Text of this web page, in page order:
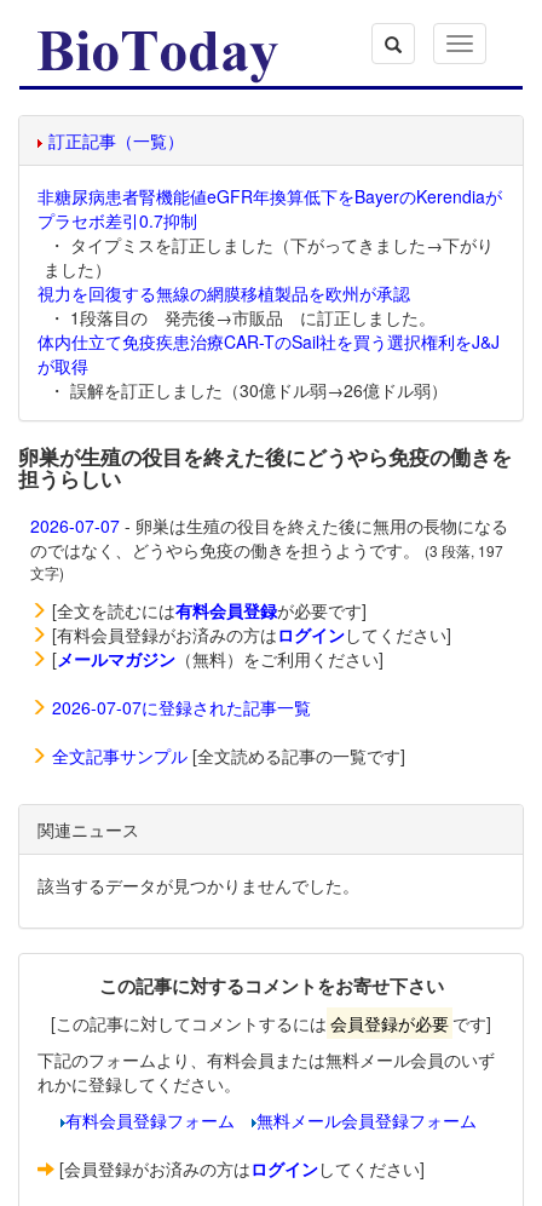
Toggle
navigation
訂正記事（一覧）
非糖尿病患者腎機能値eGFR年換算低下をBayerのKerendiaが
プラセボ差引0.7抑制
・ タイプミスを訂正しました（下がってきました→下がり
ました）
視力を回復する無線の網膜移植製品を欧州が承認
・ 1段落目の 発売後→市販品 に訂正しました。
体内仕立て免疫疾患治療CAR-TのSail社を買う選択権利をJ&J
が取得
・ 誤解を訂正しました（30億ドル弱→26億ドル弱）
卵巣が生殖の役目を終えた後にどうやら免疫の働きを
担うらしい
2026-07-07 - 卵巣は生殖の役目を終えた後に無用の長物になる
のではなく、どうやら免疫の働きを担うようです。
(3 段落, 197
文字)
[全文を読むには有料会員登録が必要です]
[有料会員登録がお済みの方はログインしてください]
[メールマガジン （無料）をご利用ください]
2026-07-07に登録された記事一覧
全文記事サンプル [全文読める記事の一覧です]
関連ニュース
該当するデータが見つかりませんでした。
この記事に対するコメントをお寄せ下さい
[この記事に対してコメントするには 会員登録が必要 です]
下記のフォームより、有料会員または無料メール会員のいず
れかに登録してください。
有料会員登録フォーム
無料メール会員登録フォーム
[会員登録がお済みの方はログインしてください]